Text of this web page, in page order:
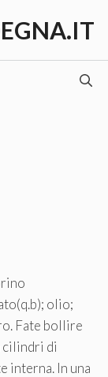
olio;
Fate bollire
cilindri di
interna. In una